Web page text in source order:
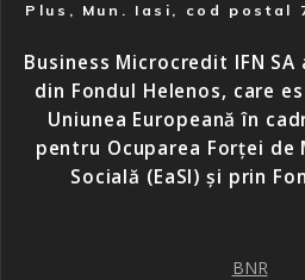
Plus, Mun. Iasi, cod postal
Business Microcredit IFN
din Fondul Helenos, care
Uniunea Europeană în
pentru Ocuparea Forței de
Socială (EaSI) și prin
BNR